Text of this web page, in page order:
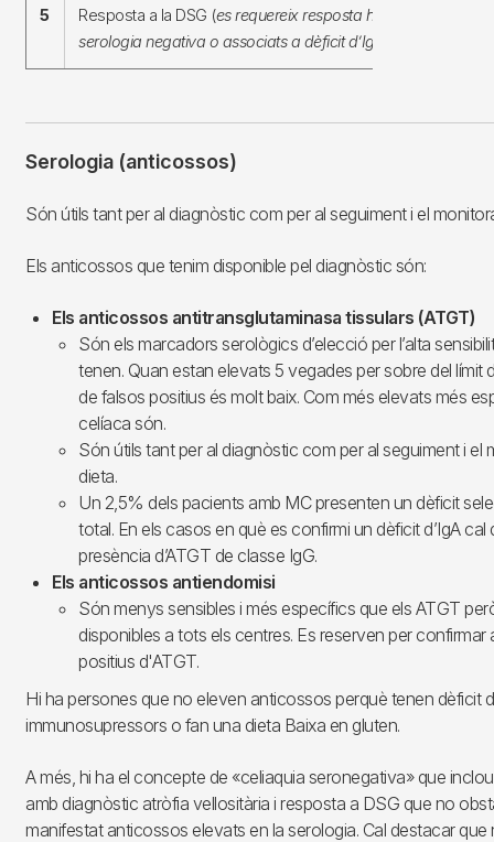
5 Resposta a la DSG (es requereix resposta histològica en
serologia negativa o associats a dèficit d’IgA
Serologia (anticossos)
Són útils tant per al diagnòstic com per al seguiment i el
Els anticossos que tenim disponible pel diagnòstic són:
Els anticossos antitransglutaminasa tissulars (ATGT)
Són els marcadors serològics d’elecció per l’alta
tenen. Quan estan elevats 5 vegades per sobre del límit
de falsos positius és molt baix. Com més elevats més
celíaca són.
Són útils tant per al diagnòstic com per al seguiment i el
dieta.
Un 2,5% dels pacients amb MC presenten un dèficit
total. En els casos en què es confirmi un dèficit d’IgA cal
presència d’ATGT de classe IgG.
Els anticossos antiendomisi
Són menys sensibles i més específics que els ATGT
disponibles a tots els centres. Es reserven per confirmar
positius d'ATGT.
Hi ha persones que no eleven anticossos perquè tenen dèficit
immunosupressors o fan una dieta Baixa en gluten.
A més, hi ha el concepte de «celiaquia seronegativa» que
amb diagnòstic atròfia vellositària i resposta a DSG que no
manifestat anticossos elevats en la serologia. Cal destacar